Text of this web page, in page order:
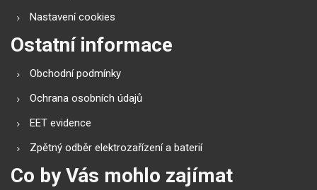
Nastavení cookies
Ostatní informace
Obchodní podmínky
Ochrana osobních údajů
EET evidence
Zpětný odběr elektrozařízení a baterií
Co by Vás mohlo zajímat